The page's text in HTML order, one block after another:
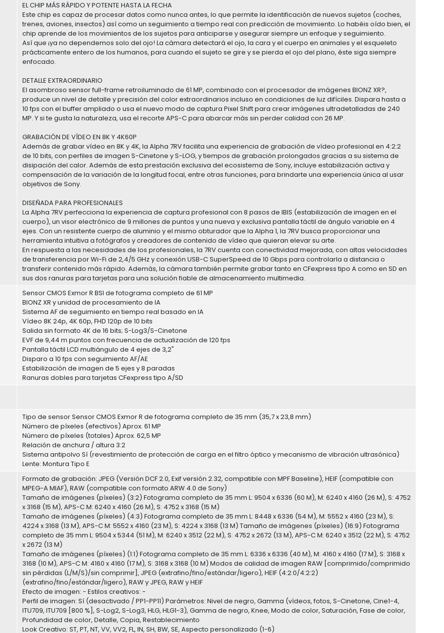
EL CHIP MÁS RÁPIDO Y POTENTE HASTA LA FECHA
Este chip es capaz de procesar datos como nunca antes, lo que permite la identificación de nuevos sujetos (coches,
trenes, aviones, insectos) así como un seguimiento a tiempo real con predicción de movimiento. Lo habéis oído bien, el
chip aprende de los movimientos de los sujetos para anticiparse y asegurar siempre un enfoque y seguimiento.
Así que ¡ya no dependemos solo del ojo! La cámara detectará el ojo, la cara y el cuerpo en animales y el esqueleto
prácticamente entero de los humanos, para cuando el sujeto se gire y se pierda el ojo del plano, éste siga siempre
enfocado.
DETALLE EXTRAORDINARIO
El asombroso sensor full-frame retroiluminado de 61 MP, combinado con el procesador de imágenes BIONZ XR?,
produce un nivel de detalle y precisión del color extraordinarios incluso en condiciones de luz difíciles. Dispara hasta a
10 fps con el buffer ampliado o usa el nuevo modo de captura Pixel Shift para crear imágenes ultradetalladas de 240
MP. Y si te gusta la naturaleza, usa el recorte APS-C para abarcar más sin perder calidad con 26 MP.
GRABACIÓN DE VÍDEO EN 8K Y 4K60P
Además de grabar vídeo en 8K y 4K, la Alpha 7RV facilita una experiencia de grabación de vídeo profesional en 4:2:2
de 10 bits, con perfiles de imagen S-Cinetone y S-LOG, y tiempos de grabación prolongados gracias a su sistema de
disipación del calor. Además de esta prestación exclusiva del ecosistema de Sony, incluye estabilización activa y
compensación de la variación de la longitud focal, entre otras funciones, para brindarte una experiencia única al usar
objetivos de Sony.
DISEÑADA PARA PROFESIONALES
La Alpha 7RV perfecciona la experiencia de captura profesional con 8 pasos de IBIS (estabilización de imagen en el
cuerpo), un visor electrónico de 9 millones de puntos y una nueva y exclusiva pantalla táctil de ángulo variable en 4
ejes. Con un resistente cuerpo de aluminio y el mismo obturador que la Alpha 1, la 7RV busca proporcionar una
herramienta intuitiva a fotógrafos y creadores de contenido de vídeo que quieran elevar su arte.
En respuesta a las necesidades de los profesionales, la 7RV cuenta con conectividad mejorada, con altas velocidades
de transferencia por Wi-Fi de 2,4/5 GHz y conexión USB-C SuperSpeed de 10 Gbps para controlarla a distancia o
transferir contenido más rápido. Además, la cámara también permite grabar tanto en CFexpress tipo A como en SD en
sus dos ranuras para tarjetas para una solución fiable de almacenamiento multimedia.
Sensor CMOS Exmor R BSI de fotograma completo de 61 MP
BIONZ XR y unidad de procesamiento de IA
Sistema AF de seguimiento en tiempo real basado en IA
Vídeo 8K 24p, 4K 60p, FHD 120p de 10 bits
Salida sin formato 4K de 16 bits; S-Log3/S-Cinetone
EVF de 9,44 m puntos con frecuencia de actualización de 120 fps
Pantalla táctil LCD multiángulo de 4 ejes de 3,2"
Disparo a 10 fps con seguimiento AF/AE
Estabilización de imagen de 5 ejes y 8 paradas
Ranuras dobles para tarjetas CFexpress tipo A/SD
Tipo de sensor Sensor CMOS Exmor R de fotograma completo de 35 mm (35,7 x 23,8 mm)
Número de píxeles (efectivos) Aprox. 61 MP
Número de píxeles (totales) Aprox. 62,5 MP
Relación de anchura / altura 3:2
Sistema antipolvo Sí (revestimiento de protección de carga en el filtro óptico y mecanismo de vibración ultrasónica)
Lente: Montura Tipo E
Formato de grabación: JPEG (Versión DCF 2.0, Exif versión 2.32, compatible con MPF Baseline), HEIF (compatible con
MPEG-A MIAF), RAW (compatible con formato ARW 4.0 de Sony)
Tamaño de imágenes (píxeles) (3:2) Fotograma completo de 35 mm L: 9504 x 6336 (60 M), M: 6240 x 4160 (26 M), S: 4752
x 3168 (15 M), APS-C M: 6240 x 4160 (26 M), S: 4752 x 3168 (15 M)
Tamaño de imágenes (píxeles) (4:3) Fotograma completo de 35 mm L: 8448 x 6336 (54 M), M: 5552 x 4160 (23 M), S:
4224 x 3168 (13 M), APS-C M: 5552 x 4160 (23 M), S: 4224 x 3168 (13 M) Tamaño de imágenes (píxeles) (16:9) Fotograma
completo de 35 mm L: 9504 x 5344 (51 M), M: 6240 x 3512 (22 M), S: 4752 x 2672 (13 M), APS-C M: 6240 x 3512 (22 M), S: 4752
x 2672 (13 M)
Tamaño de imágenes (píxeles) (1:1) Fotograma completo de 35 mm L: 6336 x 6336 (40 M), M: 4160 x 4160 (17 M), S: 3168 x
3168 (10 M), APS-C M: 4160 x 4160 (17 M), S: 3168 x 3168 (10 M) Modos de calidad de imagen RAW [comprimido/comprimido
sin pérdidas (L/M/S)/sin comprimir], JPEG (extrafino/fino/estándar/ligero), HEIF (4:2:0/4:2:2)
(extrafino/fino/estándar/ligero), RAW y JPEG, RAW y HEIF
Efecto de imagen: - Estilos creativos: -
Perfil de imagen: Sí (desactivado / PP1-PP11) Parámetros: Nivel de negro, Gamma (vídeos, fotos, S-Cinetone, Cine1-4,
ITU709, ITU709 [800 %], S-Log2, S-Log3, HLG, HLG1-3), Gamma de negro, Knee, Modo de color, Saturación, Fase de color,
Profundidad de color, Detalle, Copia, Restablecimiento
Look Creativo: ST, PT, NT, VV, VV2, FL, IN, SH, BW, SE, Aspecto personalizado (1-6)